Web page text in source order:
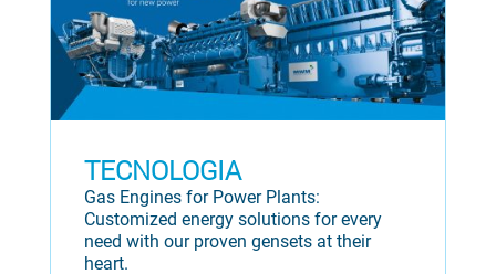
TECNOLOGIA
Gas Engines for Power Plants:
Customized energy solutions for every
need with our proven gensets at their
heart.